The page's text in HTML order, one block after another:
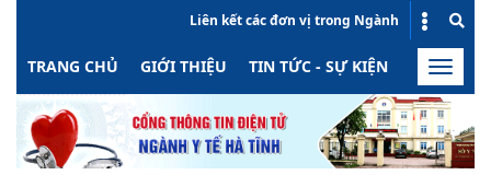
Liên kết các đơn vị trong Ngành
TRANG CHỦ GIỚI THIỆU TIN TỨC - SỰ KIỆN HOẠT
Toggle